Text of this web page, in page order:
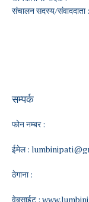
संचालन सदस्य/संवाददाता :
सम्पर्क
फोन नम्बर :
ईमेल :
ठेगाना :
वेबसाईट :